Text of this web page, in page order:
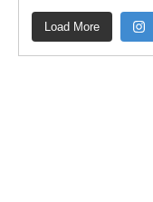
Load More